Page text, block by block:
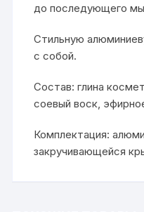
до последующего
Стильную
с собой.
Состав: глина
соевый воск,
Комплектация:
закручивающейся